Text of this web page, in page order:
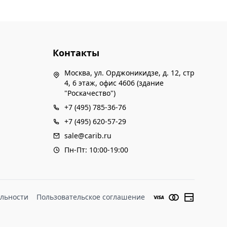
Контакты
Москва, ул. Орджоникидзе, д. 12, стр
4, 6 этаж, офис 4606 (здание
"Роскачество")
+7 (495) 785-36-76
+7 (495) 620-57-29
sale@carib.ru
Пн-Пт: 10:00-19:00
Пользовательское соглашение